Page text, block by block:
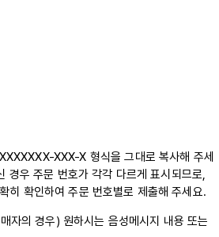
XXX-X 형식을 그대로 복사해 주세
경우 주문 번호가 각각 다르게 표시되므로,
히 확인하여 주문 번호별로 제출해 주세요.
자의 경우) 원하시는 음성메시지 내용 또는